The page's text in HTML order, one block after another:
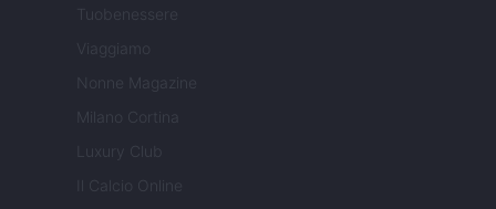
Tuobenessere
Viaggiamo
Nonne Magazine
Milano Cortina
Luxury Club
Il Calcio Online